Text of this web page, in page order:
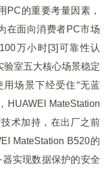
PC的重要考量因素，
在面向消费者PC市场
万小时[3]可靠性认
室五大核心场景稳定
场景下经受住“无蓝
HUAWEI MateStation
术加持，在出厂之前
MateStation B520的
实现数据保护的安全